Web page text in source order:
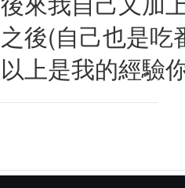
之後(自己也是吃
以上是我的經驗